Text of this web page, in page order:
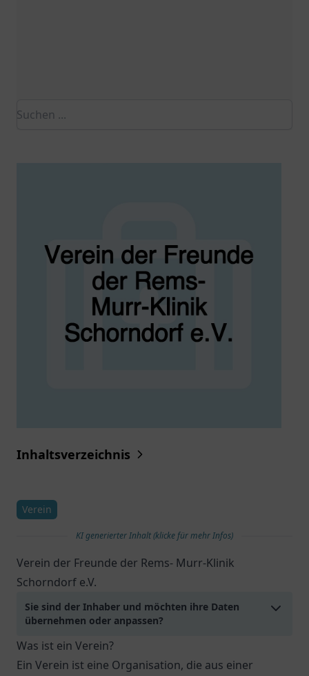
Inhaltsverzeichnis
Verein
KI generierter Inhalt (klicke für mehr Infos)
Verein der Freunde der Rems- Murr-Klinik
Schorndorf e.V.
Sie sind der Inhaber und möchten ihre Daten
übernehmen oder anpassen?
Was ist ein Verein?
Ein Verein ist eine Organisation, die aus einer